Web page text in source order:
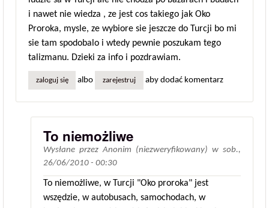
i nawet nie wiedza , ze jest cos takiego jak Oko
Proroka, mysle, ze wybiore sie jeszcze do Turcji bo mi
sie tam spodobalo i wtedy pewnie poszukam tego
talizmanu. Dzieki za info i pozdrawiam.
zaloguj się albo zarejestruj aby dodać komentarz
To niemożliwe
Wysłane przezAnonim (niezweryfikowany) w sob.,
26/06/2010 - 00:30
To niemożliwe, w Turcji "Oko proroka" jest
wszędzie, w autobusach, samochodach, w